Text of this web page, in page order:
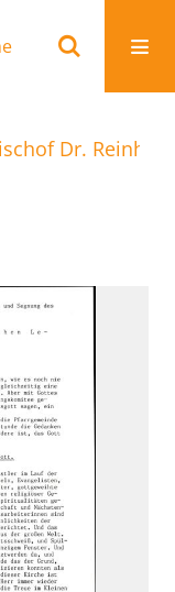
Dr.